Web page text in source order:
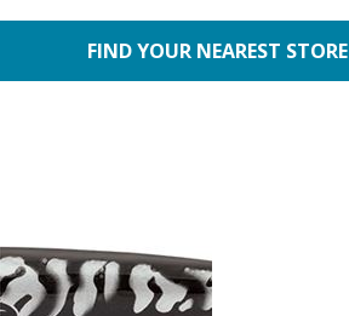
FIND YOUR NEAREST STORE